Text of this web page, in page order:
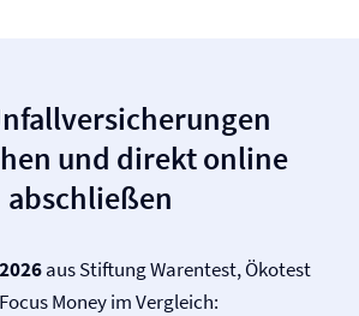
und direkt online
abschließen
aus Stiftung Warentest, Ökotest
Money im Vergleich: